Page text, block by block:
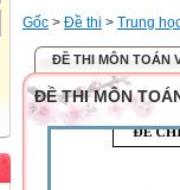
Gốc > Đề thi > Trung
ĐỀ THI MÔN TOÁN
ĐỀ THI MÔN